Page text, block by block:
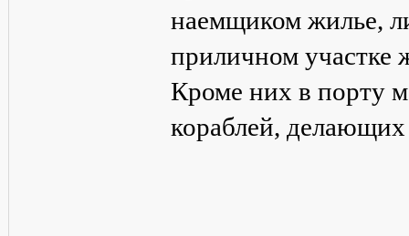
наемщиком жилье,
приличном участке
Кроме них в порту
кораблей, делающих